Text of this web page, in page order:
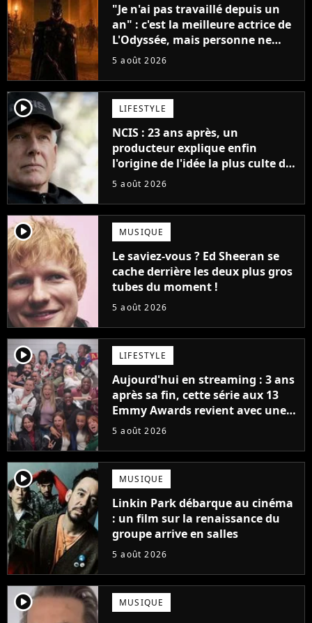
"Je n'ai pas travaillé depuis un
an" : c'est la meilleure actrice de
L'Odyssée, mais personne ne
veut lui donner de rôle au
5 août 2026
player2 LIFESTYLE
NCIS : 23 ans après, un
producteur explique enfin
l'origine de l'idée la plus culte de
la série (et on ne parle pas du
5 août 2026
player2 MUSIQUE
Le saviez-vous ? Ed Sheeran se
cache derrière les deux plus gros
tubes du moment !
5 août 2026
player2 LIFESTYLE
Aujourd'hui en streaming : 3 ans
après sa fin, cette série aux 13
Emmy Awards revient avec une
suite... totalement différente
5 août 2026
player2 MUSIQUE
Linkin Park débarque au cinéma
: un film sur la renaissance du
groupe arrive en salles
5 août 2026
player2 MUSIQUE